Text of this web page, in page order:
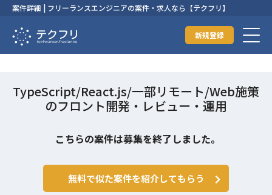
案件詳細 | フリーランスエンジニアの案件・求人なら【テクフリ】
新規登録
TypeScript/React.js/一部リモート/Web施策
のフロント開発・レビュー・運用
こちらの案件は募集を終了しました。
無料で似た案件を紹介してもらう